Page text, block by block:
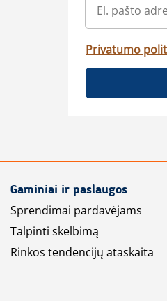
Privatumo
Gaminiai ir paslaugos
Sprendimai pardavėjams
Talpinti skelbimą
Rinkos tendencijų ataskaita